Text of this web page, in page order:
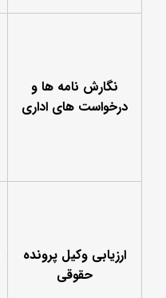
نگارش نامه ها و
درخواست های اداری
ارزیابی وکیل پرونده
حقوقی